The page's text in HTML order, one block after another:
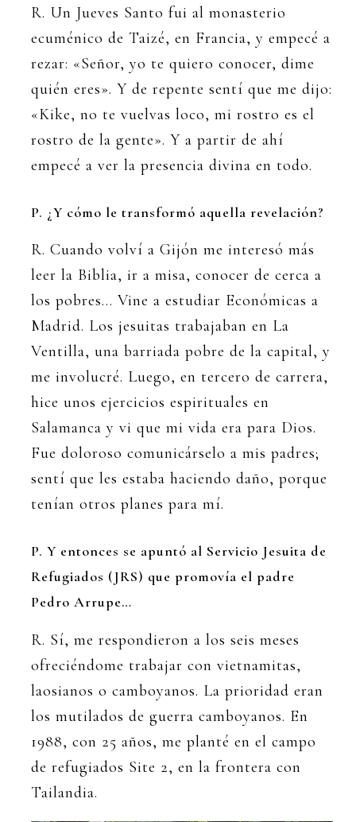
R. Un Jueves Santo fui al monasterio
ecuménico de Taizé, en Francia, y empecé a
rezar: «Señor, yo te quiero conocer, dime
quién eres». Y de repente sentí que me dijo:
«Kike, no te vuelvas loco, mi rostro es el
rostro de la gente». Y a partir de ahí
empecé a ver la presencia divina en todo.
P. ¿Y cómo le transformó aquella revelación?
R. Cuando volví a Gijón me interesó más
leer la Biblia, ir a misa, conocer de cerca a
los pobres… Vine a estudiar Económicas a
Madrid. Los jesuitas trabajaban en La
Ventilla, una barriada pobre de la capital, y
me involucré. Luego, en tercero de carrera,
hice unos ejercicios espirituales en
Salamanca y vi que mi vida era para Dios.
Fue doloroso comunicárselo a mis padres;
sentí que les estaba haciendo daño, porque
tenían otros planes para mí.
P. Y entonces se apuntó al Servicio Jesuita de
Refugiados (JRS) que promovía el padre
Pedro Arrupe…
R. Sí, me respondieron a los seis meses
ofreciéndome trabajar con vietnamitas,
laosianos o camboyanos. La prioridad eran
los mutilados de guerra camboyanos. En
1988, con 25 años, me planté en el campo
de refugiados Site 2, en la frontera con
Tailandia.